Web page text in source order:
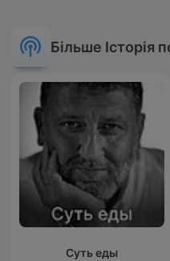
Більше Історія
Суть еды